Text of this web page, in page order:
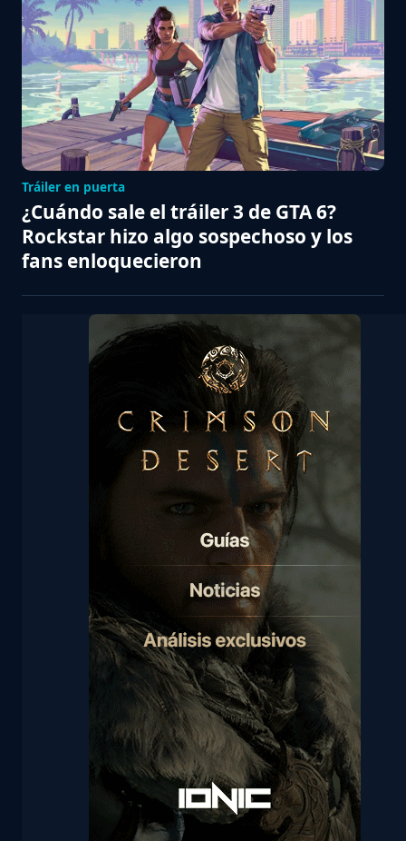
Tráiler en puerta
¿Cuándo sale el tráiler 3 de GTA 6?
Rockstar hizo algo sospechoso y los
fans enloquecieron